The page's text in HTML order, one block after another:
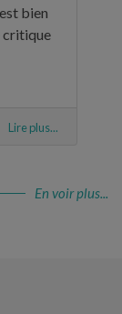
bien
critique
Lire plus...
En voir plus...